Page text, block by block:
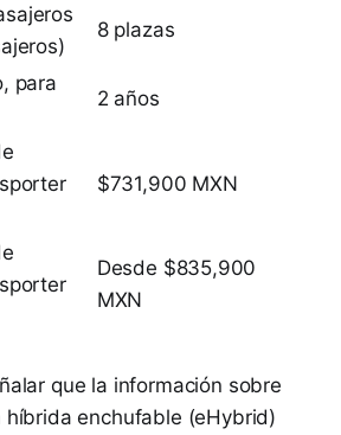
8 plazas
para
2 años
$731,900 MXN
Desde $835,900
MXN
que la información sobre
híbrida enchufable (eHybrid)